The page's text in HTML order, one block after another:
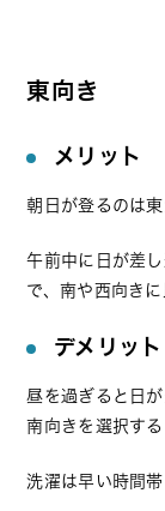
東向き
メリット
朝日が登るのは
午前中に日が差
で、南や西向きに
デメリット
昼を過ぎると日
南向きを選択する
洗濯は早い時間